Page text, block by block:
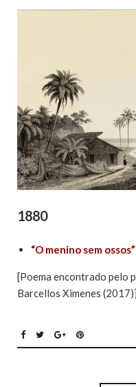
1880
“O menino sem ossos”
[Poema encontrado pelo
Barcellos Ximenes